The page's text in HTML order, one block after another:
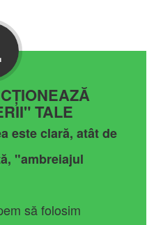
TALE
este clară, atât de
"ambreiajul
să folosim